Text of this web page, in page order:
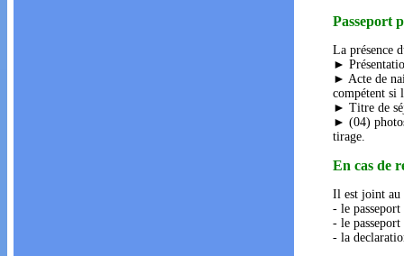
Passeport
La présence
►
► Acte de
compétent si
► Titre de
► (04)
tirage.
En cas de
Il est joint au
- le
- le
- la